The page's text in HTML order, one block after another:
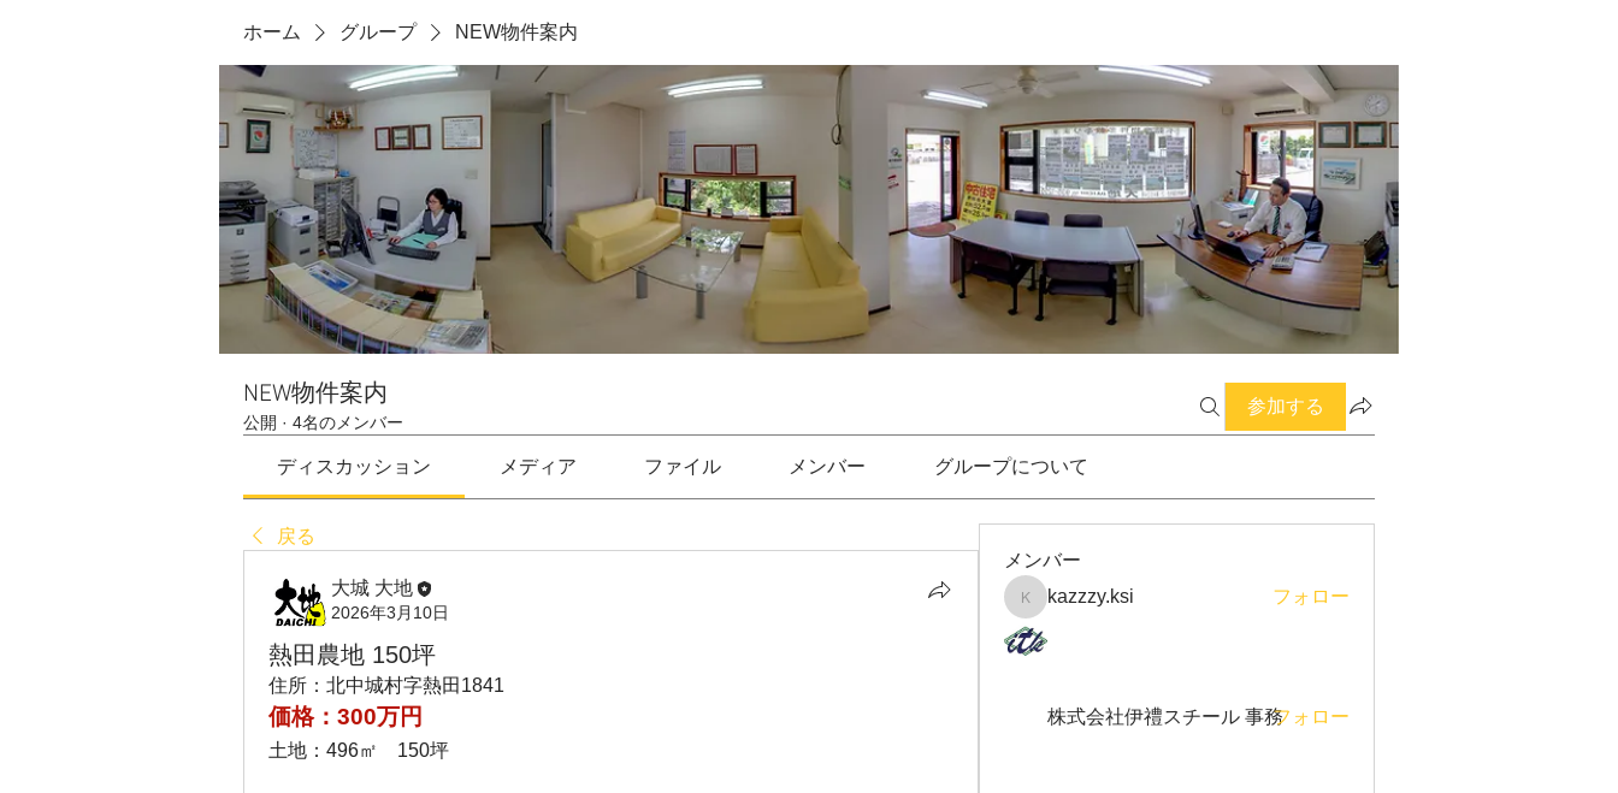
ホーム グループ NEW物件案内
NEW物件案内
公開 · 4名のメンバー
参加する
ディスカッション メディア ファイル メンバー グループについて
戻る
大城 大地
2026年3月10日
熱田農地 150坪
住所： 北中城村字熱田1841
価格：300万円
土地：496㎡　150坪
メンバー
kazzzy.ksi
kazzzy.ksi フォロー
株式会社伊禮スチール 事務フォロー